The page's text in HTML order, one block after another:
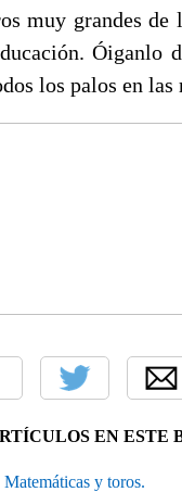
muy grandes de
Óiganlo
los palos en
EN ESTE
Matemáticas y toros.